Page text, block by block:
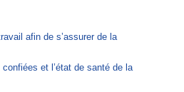
afin de s’assurer de la
et l’état de santé de la